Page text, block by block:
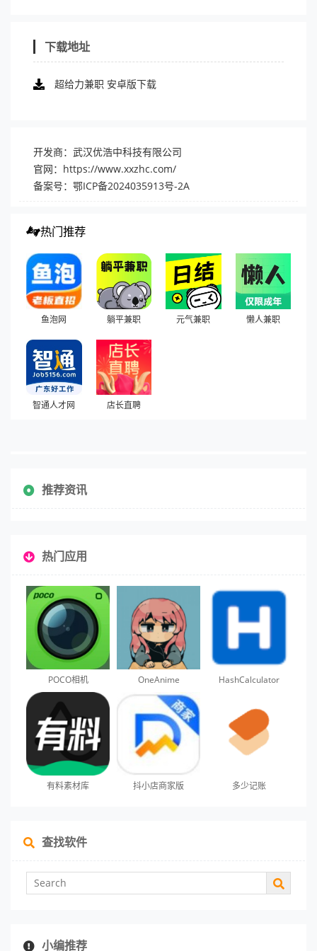
下载地址
超给力兼职 安卓版下载
开发商：武汉优浩中科技有限公司
官网： https://www.xxzhc.com/
备案号：鄂ICP备2024035913号-2A
热门推荐
鱼泡网 躺平兼职 元气兼职 懒人兼职
智通人才网 店长直聘
推荐资讯
热门应用
POCO相机 OneAnime HashCalculator
有料素材库 抖小店商家版 多少记账
查找软件
小编推荐